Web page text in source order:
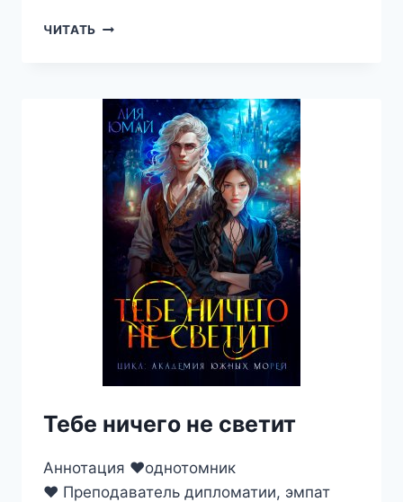
ЧИТАТЬ ФАКУЛЬТЕТ
Тебе ничего не светит
Аннотация ❤️однотомник
❤️ Преподаватель дипломатии, эмпат